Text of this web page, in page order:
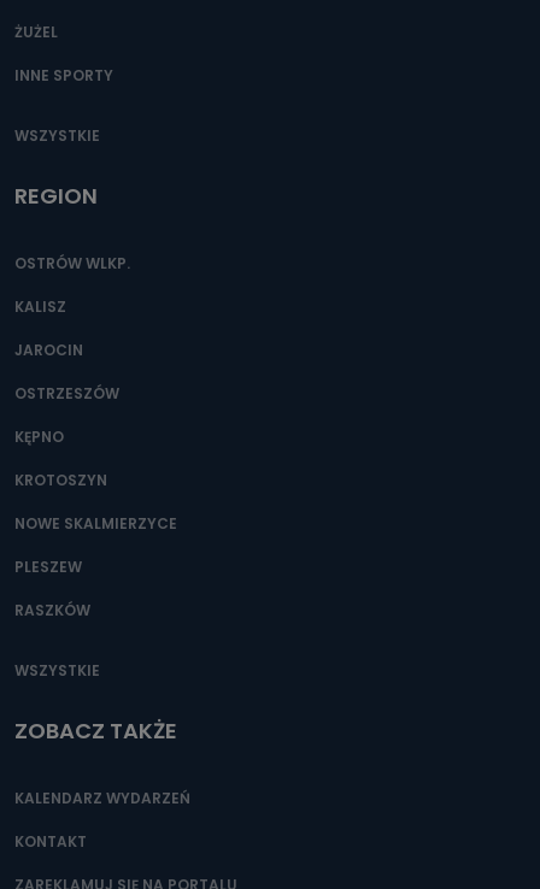
ŻUŻEL
INNE SPORTY
WSZYSTKIE
REGION
OSTRÓW WLKP.
KALISZ
JAROCIN
OSTRZESZÓW
KĘPNO
KROTOSZYN
NOWE SKALMIERZYCE
PLESZEW
RASZKÓW
WSZYSTKIE
ZOBACZ TAKŻE
KALENDARZ WYDARZEŃ
KONTAKT
ZAREKLAMUJ SIĘ NA PORTALU